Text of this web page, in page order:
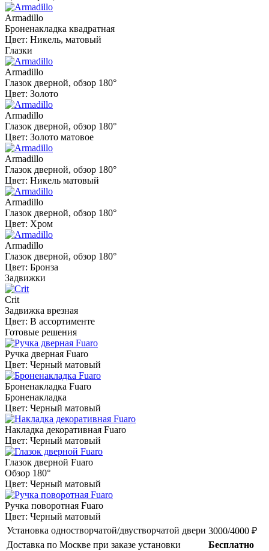
Armadillo
Броненакладка квадратная
Цвет: Никель, матовый
Глазки
Armadillo
Глазок дверной, обзор 180°
Цвет: Золото
Armadillo
Глазок дверной, обзор 180°
Цвет: Золото матовое
Armadillo
Глазок дверной, обзор 180°
Цвет: Никель матовый
Armadillo
Глазок дверной, обзор 180°
Цвет: Хром
Armadillo
Глазок дверной, обзор 180°
Цвет: Бронза
Задвижки
Crit
Задвижка врезная
Цвет: В ассортименте
Готовые решения
Ручка дверная Fuaro
Цвет: Черный матовый
Броненакладка Fuaro
Броненакладка
Цвет: Черный матовый
Накладка декоративная Fuaro
Цвет: Черный матовый
Глазок дверной Fuaro
Обзор 180°
Цвет: Черный матовый
Ручка поворотная Fuaro
Цвет: Черный матовый
Установка одностворчатой/двустворчатой двери 3000/4000 ₽
Доставка по Москве при заказе установки
Бесплатно